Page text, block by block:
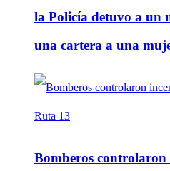
la Policía detuvo a un
una cartera a una
Bomberos